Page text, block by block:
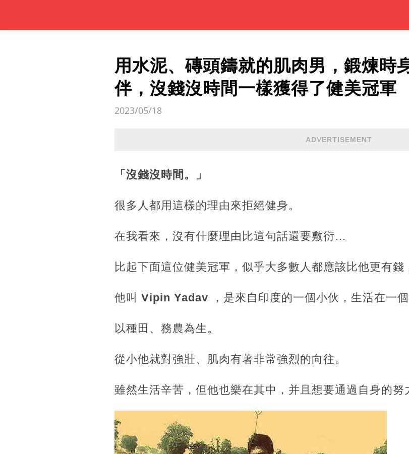
用水泥、磚頭鑄就的肌肉男，鍛煉時
伴，沒錢沒時間一樣獲得了健美冠軍
2023/05/18
ADVERTISEMENT
「沒錢沒時間。」
很多人都用這樣的理由來拒絕健身。
在我看來，沒有什麼理由比這句話還要敷衍…
比起下面這位健美冠軍，似乎大多數人都應該比他更有錢
他叫 Vipin Yadav ，是來自印度的一個小伙，生活在一
以種田、務農為生。
從小他就對強壯、肌肉有著非常強烈的向往。
雖然生活辛苦，但他也樂在其中，并且想要通過自身的努